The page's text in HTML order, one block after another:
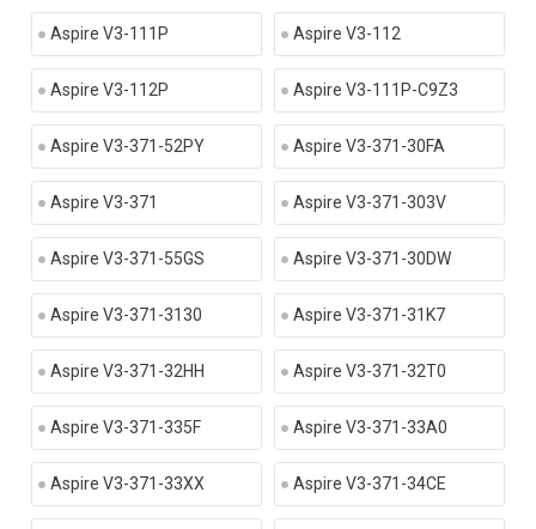
Aspire V3-111P Aspire V3-112
Aspire V3-112P Aspire V3-111P-C9Z3
Aspire V3-371-52PY Aspire V3-371-30FA
Aspire V3-371 Aspire V3-371-303V
Aspire V3-371-55GS Aspire V3-371-30DW
Aspire V3-371-3130 Aspire V3-371-31K7
Aspire V3-371-32HH Aspire V3-371-32T0
Aspire V3-371-335F Aspire V3-371-33A0
Aspire V3-371-33XX Aspire V3-371-34CE